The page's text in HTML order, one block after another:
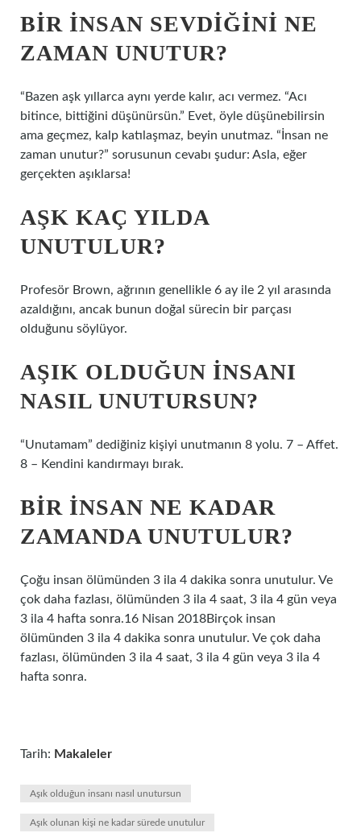
BIR INSAN SEVDIĞINI NE
ZAMAN UNUTUR?
“Bazen aşk yıllarca aynı yerde kalır, acı vermez. “Acı
bitince, bittiğini düşünürsün.” Evet, öyle düşünebilirsin
ama geçmez, kalp katılaşmaz, beyin unutmaz. “İnsan ne
zaman unutur?” sorusunun cevabı şudur: Asla, eğer
gerçekten aşıklarsa!
AŞK KAÇ YILDA
UNUTULUR?
Profesör Brown, ağrının genellikle 6 ay ile 2 yıl arasında
azaldığını, ancak bunun doğal sürecin bir parçası
olduğunu söylüyor.
AŞIK OLDUĞUN INSANI
NASIL UNUTURSUN?
“Unutamam” dediğiniz kişiyi unutmanın 8 yolu. 7 – Affet.
8 – Kendini kandırmayı bırak.
BIR INSAN NE KADAR
ZAMANDA UNUTULUR?
Çoğu insan ölümünden 3 ila 4 dakika sonra unutulur. Ve
çok daha fazlası, ölümünden 3 ila 4 saat, 3 ila 4 gün veya
3 ila 4 hafta sonra.16 Nisan 2018Birçok insan
ölümünden 3 ila 4 dakika sonra unutulur. Ve çok daha
fazlası, ölümünden 3 ila 4 saat, 3 ila 4 gün veya 3 ila 4
hafta sonra.
Tarih: Makaleler
Aşık olduğun insanı nasıl unutursun
Aşık olunan kişi ne kadar sürede unutulur